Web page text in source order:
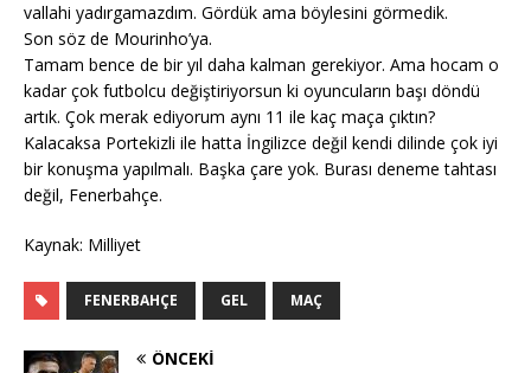
vallahi yadırgamazdım. Gördük ama böylesini görmedik.
Son söz de Mourinho’ya.
Tamam bence de bir yıl daha kalman gerekiyor. Ama hocam o
kadar çok futbolcu değiştiriyorsun ki oyuncuların başı döndü
artık. Çok merak ediyorum aynı 11 ile kaç maça çıktın?
Kalacaksa Portekizli ile hatta İngilizce değil kendi dilinde çok iyi
bir konuşma yapılmalı. Başka çare yok. Burası deneme tahtası
değil, Fenerbahçe.
Kaynak: Milliyet
FENERBAHÇE GEL MAÇ
ÖNCEKI